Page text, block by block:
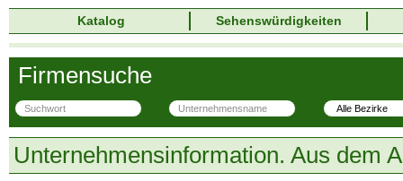
Katalog
Sehenswürdigkeiten
Firmensuche
Unternehmensinformation. Aus dem